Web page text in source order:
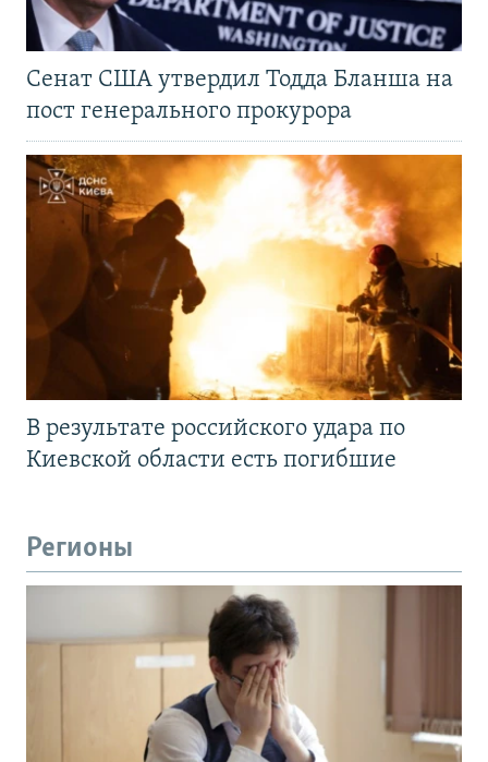
Сенат США утвердил Тодда Бланша на
пост генерального прокурора
В результате российского удара по
Киевской области есть погибшие
Регионы